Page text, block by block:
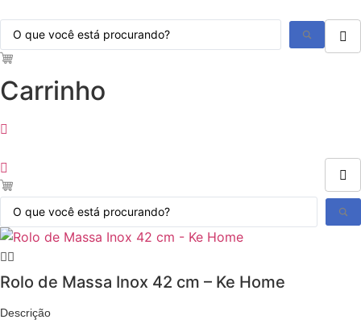
para
o
conteúdo
Pesquisar
Carrinho
Pesquisar
Rolo de Massa Inox 42 cm – Ke Home
Descrição